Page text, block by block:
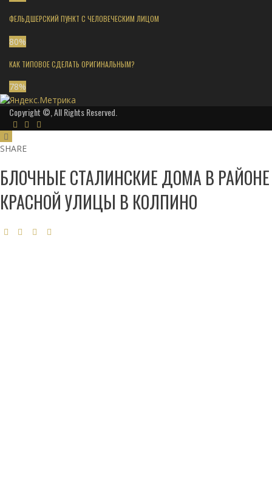
ФЕЛЬДШЕРСКИЙ ПУНКТ С ЧЕЛОВЕЧЕСКИМ ЛИЦОМ
80%
КАК ТИПОВОЕ СДЕЛАТЬ ОРИГИНАЛЬНЫМ?
78%
Copyright ©, All Rights Reserved.
SHARE
БЛОЧНЫЕ СТАЛИНСКИЕ ДОМА В РАЙОНЕ
КРАСНОЙ УЛИЦЫ В КОЛПИНО